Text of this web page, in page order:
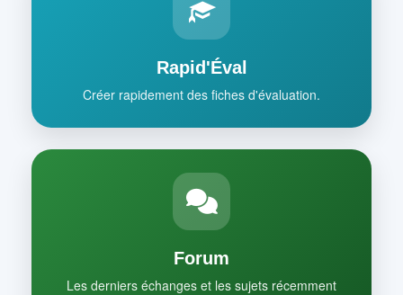
Rapid'Éval
Créer rapidement des fiches d'évaluation.
Forum
Les derniers échanges et les sujets récemment